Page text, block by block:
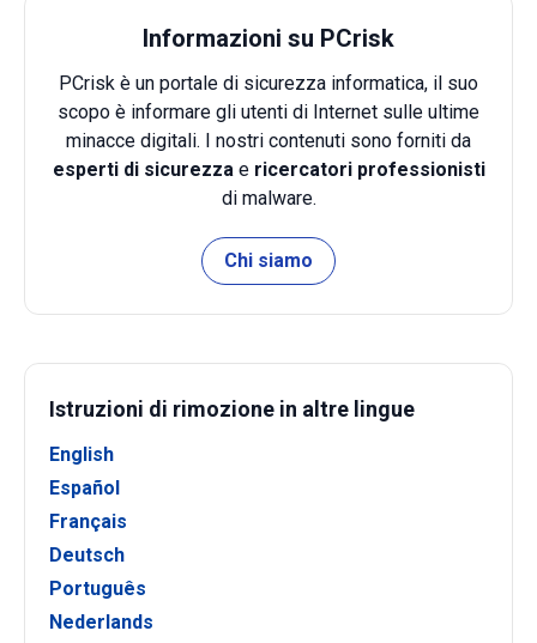
Informazioni su PCrisk
PCrisk è un portale di sicurezza informatica, il suo
scopo è informare gli utenti di Internet sulle ultime
minacce digitali. I nostri contenuti sono forniti da
esperti di sicurezzae ricercatori professionisti
di malware.
Chi siamo
Istruzioni di rimozione in altre lingue
English
Español
Français
Deutsch
Português
Nederlands